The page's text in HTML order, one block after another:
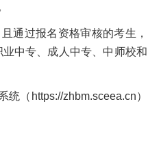
过报名资格审核的考生，
中专、成人中专、中师校和
（https://zhbm.sceea.cn）